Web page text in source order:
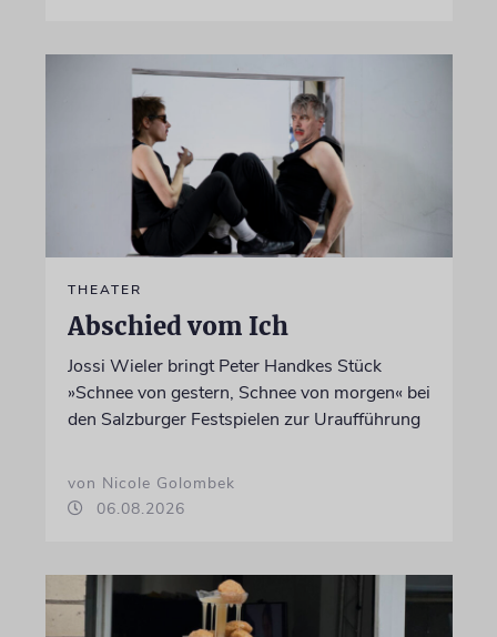
THEATER
Abschied vom Ich
Jossi Wieler bringt Peter Handkes Stück
»Schnee von gestern, Schnee von morgen« bei
den Salzburger Festspielen zur Uraufführung
von Nicole Golombek
06.08.2026